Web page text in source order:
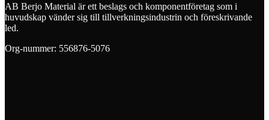
AB Berjo Material är ett beslags och komponentföretag som i
huvudskap vänder sig till tillverkningsindustrin och föreskrivande
led.
Org-nummer: 556876-5076